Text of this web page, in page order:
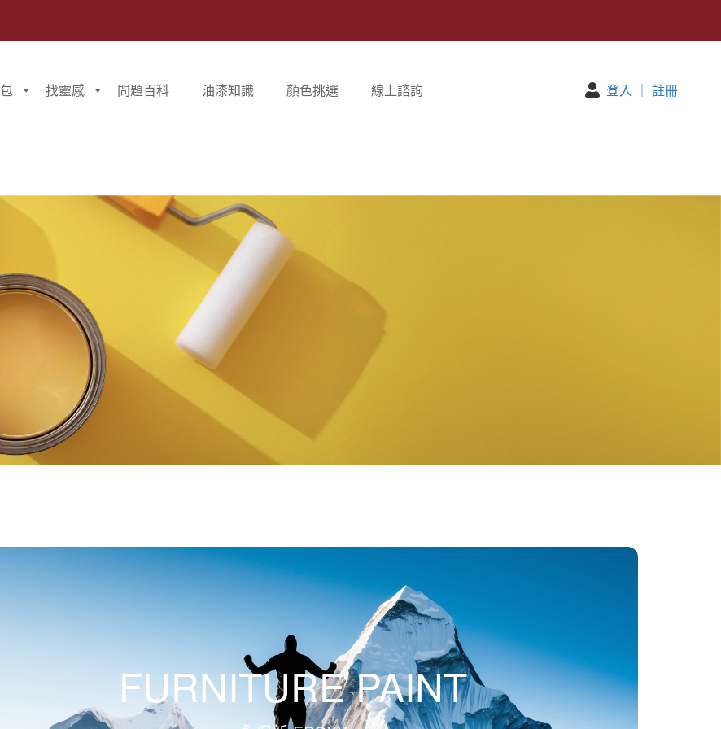
找靈感 問題百科 油漆知識 顏色挑選 線上諮詢 登入 ｜ 註冊
FURNITURE PAINT